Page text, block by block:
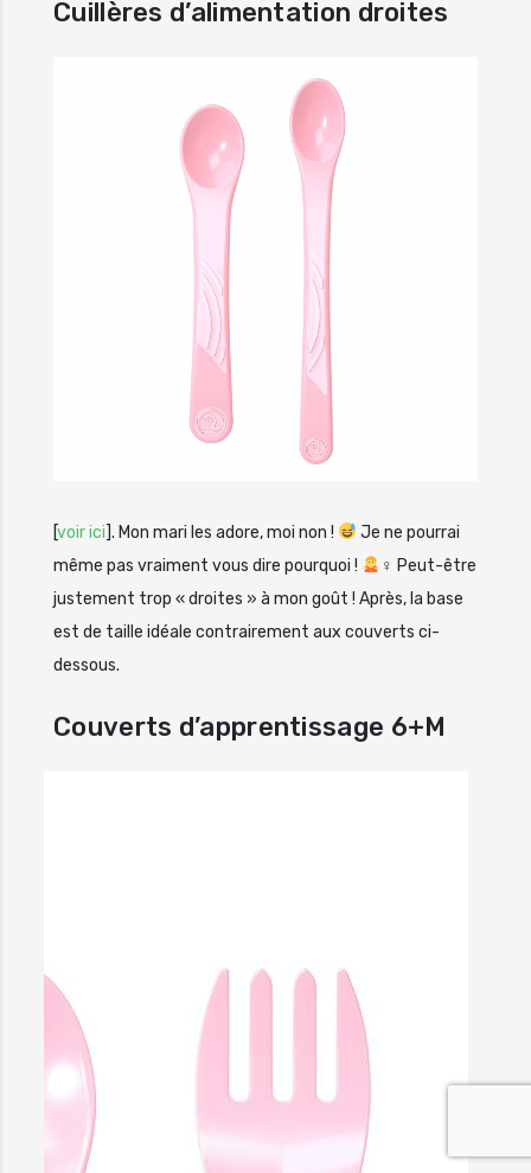
Cuillères d’alimentation droites
[voir ici]. Mon mari les adore, moi non !
Je ne pourrai
même pas vraiment vous dire pourquoi !
‍♀ Peut-être
justement trop « droites » à mon goût ! Après, la base
est de taille idéale contrairement aux couverts ci-
dessous.
Couverts d’apprentissage 6+M